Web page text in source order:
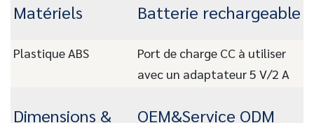
Matériels Batterie rechargeable
Plastique ABS
Port de charge CC à utiliser
avec un adaptateur 5 V/2 A
Dimensions & OEM&Service ODM